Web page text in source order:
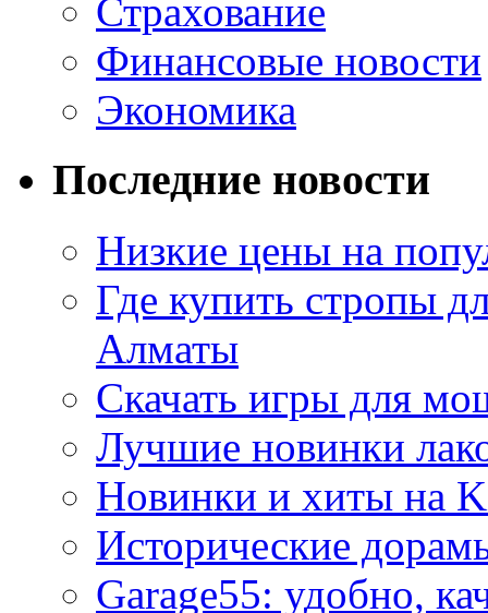
Страхование
Финансовые новости
Экономика
Последние новости
Низкие цены на
Где купить стропы
Алматы
Скачать игры для
Лучшие новинки
Новинки и хиты на
Исторические
Garage55: удобно,